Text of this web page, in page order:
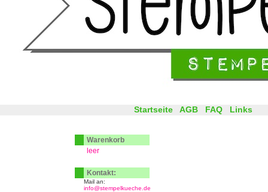
Startseite AGB FAQ Links
Warenkorb
leer
Kontakt:
Mail an:
info@stempelkueche.de